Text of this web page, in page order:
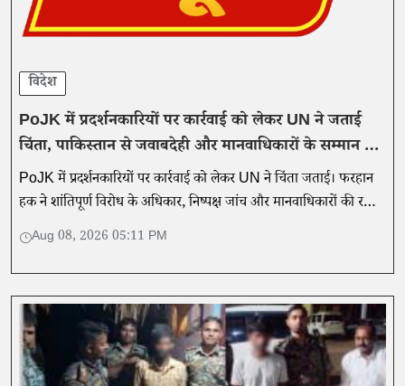
विदेश
PoJK में प्रदर्शनकारियों पर कार्रवाई को लेकर UN ने जताई
चिंता, पाकिस्तान से जवाबदेही और मानवाधिकारों के सम्मान की
मांग
PoJK में प्रदर्शनकारियों पर कार्रवाई को लेकर UN ने चिंता जताई। फरहान
हक ने शांतिपूर्ण विरोध के अधिकार, निष्पक्ष जांच और मानवाधिकारों की रक्षा
के साथ जवाबदेही की मांग की।
Aug 08, 2026 05:11 PM